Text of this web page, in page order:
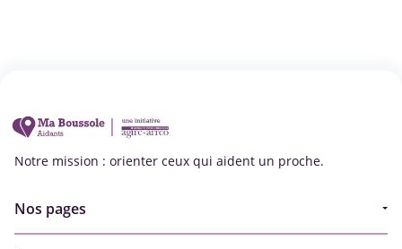
Notre mission : orienter ceux qui aident un proche.
Nos pages